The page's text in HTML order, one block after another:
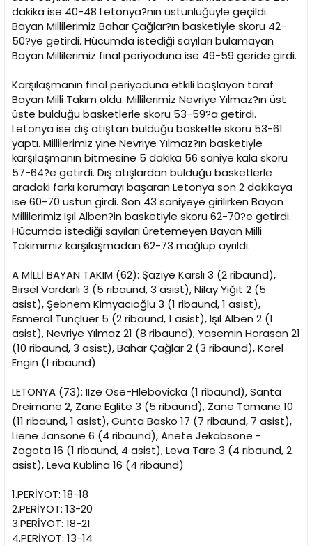
dakika ise 40-48 Letonya?nın üstünlüğüyle geçildi.
Bayan Millilerimiz Bahar Çağlar?ın basketiyle skoru 42-
50?ye getirdi. Hücumda istediği sayıları bulamayan
Bayan Millilerimiz final periyoduna ise 49-59 geride girdi.
Karşılaşmanın final periyoduna etkili başlayan taraf
Bayan Milli Takım oldu. Millilerimiz Nevriye Yılmaz?ın üst
üste bulduğu basketlerle skoru 53-59?a getirdi.
Letonya ise dış atıştan bulduğu basketle skoru 53-61
yaptı. Millilerimiz yine Nevriye Yılmaz?ın basketiyle
karşılaşmanın bitmesine 5 dakika 56 saniye kala skoru
57-64?e getirdi. Dış atışlardan bulduğu basketlerle
aradaki farkı korumayı başaran Letonya son 2 dakikaya
ise 60-70 üstün girdi. Son 43 saniyeye girilirken Bayan
Millilerimiz Işıl Alben?in basketiyle skoru 62-70?e getirdi.
Hücumda istediği sayıları üretemeyen Bayan Milli
Takımımız karşılaşmadan 62-73 mağlup ayrıldı.
A MİLLİ BAYAN TAKIM (62): Şaziye Karslı 3 (2 ribaund),
Birsel Vardarlı 3 (5 ribaund, 3 asist), Nilay Yiğit 2 (5
asist), Şebnem Kimyacıoğlu 3 (1 ribaund, 1 asist),
Esmeral Tunçluer 5 (2 ribaund, 1 asist), Işıl Alben 2 (1
asist), Nevriye Yılmaz 21 (8 ribaund), Yasemin Horasan 21
(10 ribaund, 3 asist), Bahar Çağlar 2 (3 ribaund), Korel
Engin (1 ribaund)
LETONYA (73): IIze Ose-Hlebovicka (1 ribaund), Santa
Dreimane 2, Zane Eglite 3 (5 ribaund), Zane Tamane 10
(11 ribaund, 1 asist), Gunta Basko 17 (7 ribaund, 7 asist),
Liene Jansone 6 (4 ribaund), Anete Jekabsone -
Zogota 16 (1 ribaund, 4 asist), Leva Tare 3 (4 ribaund, 2
asist), Leva Kublina 16 (4 ribaund)
1.PERİYOT: 18-18
2.PERİYOT: 13-20
3.PERİYOT: 18-21
4.PERİYOT: 13-14